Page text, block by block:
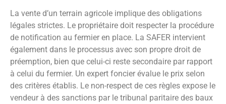
La vente d’un terrain agricole implique des obligations
légales strictes. Le propriétaire doit respecter la procédure
de notification au fermier en place. La SAFER intervient
également dans le processus avec son propre droit de
préemption, bien que celui-ci reste secondaire par rapport
à celui du fermier. Un expert foncier évalue le prix selon
des critères établis. Le non-respect de ces règles expose le
vendeur à des sanctions par le tribunal paritaire des baux